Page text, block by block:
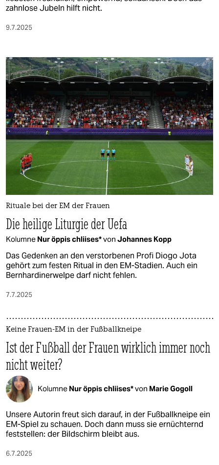
zahnlose Jubeln hilft nicht.
9.7.2025
Rituale bei der EM der Frauen
Die heilige Liturgie der Uefa
Kolumne Nur öppis chliises*von Johannes Kopp
Das Gedenken an den verstorbenen Profi Diogo Jota
gehört zum festen Ritual in den EM-Stadien. Auch ein
Bernhardinerwelpe darf nicht fehlen.
7.7.2025
Keine Frauen-EM in der Fußballkneipe
Ist der Fußball der Frauen wirklich immer noch
nicht weiter?
Kolumne Nur öppis chliises*von Marie Gogoll
Unsere Autorin freut sich darauf, in der Fußballkneipe ein
EM-Spiel zu schauen. Doch dann muss sie ernüchternd
feststellen: der Bildschirm bleibt aus.
6.7.2025